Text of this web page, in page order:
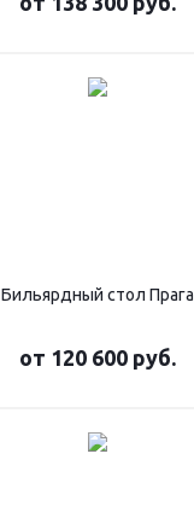
Бильярдный стол Прага
от 120 600 руб.